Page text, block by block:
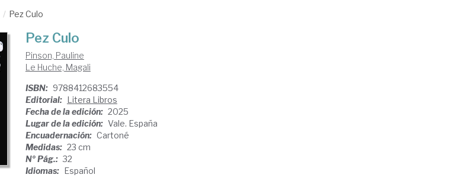
Pez Culo
Pez Culo
Pinson, Pauline
Le Huche, Magali
ISBN: 9788412683554
Editorial: Litera Libros
Fecha de la edición: 2025
Lugar de la edición: Vale. España
Encuadernación: Cartoné
Medidas: 23 cm
Nº Pág.: 32
Idiomas: Español